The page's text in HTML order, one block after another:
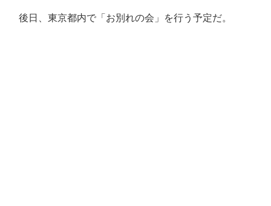
後日、東京都内で「お別れの会」を行う予定だ。